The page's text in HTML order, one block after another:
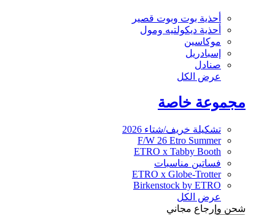
أحذية بوت وبوت قصير
أحذية ديكولتيه ومول
موكاسين
إسبادريل
صنادل
عرض الكل
مجموعة خاصة
تشكيلة خريف/شتاء 2026
F/W 26 Etro Summer
ETRO x Tabby Booth
فساتين مناسبات
ETRO x Globe-Trotter
Birkenstock by ETRO
عرض الكل
شحن وإرجاع مجاني